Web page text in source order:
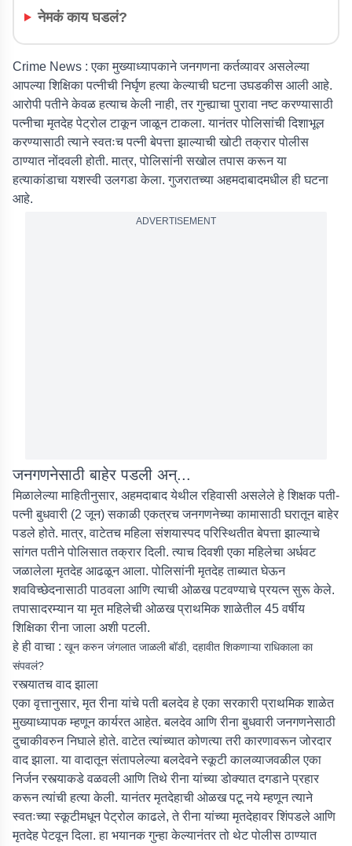
नेमकं काय घडलं?
Crime News : एका मुख्याध्यापकाने जनगणना कर्तव्यावर असलेल्या
आपल्या शिक्षिका पत्नीची निर्घृण हत्या केल्याची घटना उघडकीस आली आहे.
आरोपी पतीने केवळ हत्याच केली नाही, तर गुन्ह्याचा पुरावा नष्ट करण्यासाठी
पत्नीचा मृतदेह पेट्रोल टाकून जाळून टाकला. यानंतर पोलिसांची दिशाभूल
करण्यासाठी त्याने स्वतःच पत्नी बेपत्ता झाल्याची खोटी तक्रार पोलीस
ठाण्यात नोंदवली होती. मात्र, पोलिसांनी सखोल तपास करून या
हत्याकांडाचा यशस्वी उलगडा केला. गुजरातच्या अहमदाबादमधील ही घटना
आहे.
ADVERTISEMENT
जनगणनेसाठी बाहेर पडली अन्...
मिळालेल्या माहितीनुसार, अहमदाबाद येथील रहिवासी असलेले हे शिक्षक पती-
पत्नी बुधवारी (2 जून) सकाळी एकत्रच जनगणनेच्या कामासाठी घरातून बाहेर
पडले होते. मात्र, वाटेतच महिला संशयास्पद परिस्थितीत बेपत्ता झाल्याचे
सांगत पतीने पोलिसात तक्रार दिली. त्याच दिवशी एका महिलेचा अर्धवट
जळालेला मृतदेह आढळून आला. पोलिसांनी मृतदेह ताब्यात घेऊन
शवविच्छेदनासाठी पाठवला आणि त्याची ओळख पटवण्याचे प्रयत्न सुरू केले.
तपासादरम्यान या मृत महिलेची ओळख प्राथमिक शाळेतील 45 वर्षीय
शिक्षिका रीना जाला अशी पटली.
हे ही वाचा : खून करुन जंगलात जाळली बॉडी, दहावीत शिकणाऱ्या राधिकाला का
संपवलं?
रस्त्यातच वाद झाला
एका वृत्तानुसार, मृत रीना यांचे पती बलदेव हे एका सरकारी प्राथमिक शाळेत
मुख्याध्यापक म्हणून कार्यरत आहेत. बलदेव आणि रीना बुधवारी जनगणनेसाठी
दुचाकीवरुन निघाले होते. वाटेत त्यांच्यात कोणत्या तरी कारणावरून जोरदार
वाद झाला. या वादातून संतापलेल्या बलदेवने स्कूटी कालव्याजवळील एका
निर्जन रस्त्याकडे वळवली आणि तिथे रीना यांच्या डोक्यात दगडाने प्रहार
करून त्यांची हत्या केली. यानंतर मृतदेहाची ओळख पटू नये म्हणून त्याने
स्वतःच्या स्कूटीमधून पेट्रोल काढले, ते रीना यांच्या मृतदेहावर शिंपडले आणि
मृतदेह पेटवून दिला. हा भयानक गुन्हा केल्यानंतर तो थेट पोलीस ठाण्यात